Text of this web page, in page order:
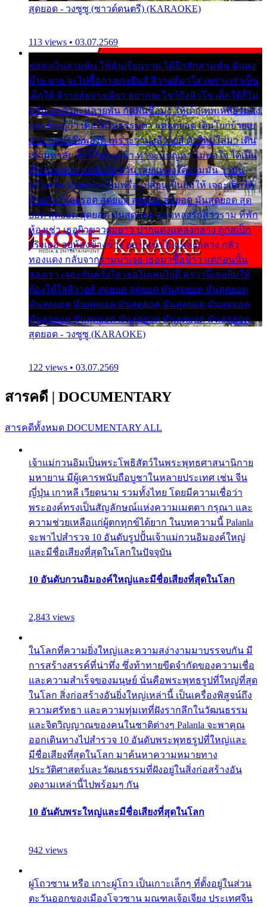
สุดยอด - วงซูซู (ซาวด์ดนตรี) (KARAOKE)
113 views • 03.07.2569
พ่อส่งเงินสามพัน ให้ฉันเรียนราม ได้อีกสักสามพัน ฉันคง
บ๊าย บาย จะไปซื้อกางเกงยีนส์ ลีวายส์มาใส่ เพราะเราเป็น
เด็กใต้ ลีวายส์อย่างเดียว อยากจะโชว์ถึงหิวโซ เด็กใต้ก็ไม่
หวั่น ตกตัวละหลายพัน กัดฟันซื้อมา ให้เด็กเทพเหลียวมอง
และต้องรู้ว่า เด็กใต้ไม่ธรรมดา แต่สุดยอด เดินโยกย้ายเย
ยวน กวนโอ๊ยพอได้ เพราะว่านุ่งลีวายส์ ตัวใหม่ใส่มา เดิน
เข้ามหาลัย จิ๊กโก๊มองหน้า ท่าจะมีปัญหา ไม่พอใจ ได้เป็น
เรื่องแน่นอน แต่ฉันไม่หวั่น เลยแหลงใต้ถามมัน ว่ามัน
พรั่นพรือ มันตอบว่าไม่พรื่อ เปลี่ยนเป็นยิ้มให้ เจอะเด็กใต้
ด้วยกัน ก็เลยรอด สุดยอด สุดยอด สุดยอด มันสุดยอด สุด
ยอด สุดยอด สุดยอด มันสุดยอด แอบหลงรักสาวราม ที่พัก
ห้องเช่า เธอผิวขาวผมยาว ปากแดงแหลงกลาง ถูกสเป็ก
จริงเธอ อยู่ห้องข้างข้าง อยากเข้าไปแหลงกลาง กลัว
ทองแดง กลับจากรามมาเจอ เธอมาซื้อข้าว แต่ก่อนนั้น
สองเรา เจอะกันครั้งใด เธอไม่เคยไยดี คราวนี้เธอยิ้มให้
ต้องให้ใส่ลีวายส์ สุดยอด สุดยอด มันสุดยอด มันสุดยอด
มันสุดยอด มันสุดยอด มันสุดยอด มันสุดยอด มันสุดยอด
มันสุดยอด มันสุดยอด มันสุดยอด มันสุดยอด มันสุดยอด
สุดยอด - วงซูซู (KARAOKE)
122 views • 03.07.2569
สารคดี | DOCUMENTARY
สารคดีทั้งหมด DOCUMENTARY ALL
เจ้าแม่กวนอิมเป็นพระโพธิสัตว์ในพระพุทธศาสนานิกาย
มหายาน มีผู้เคารพนับถือบูชาในหลายประเทศ เช่น จีน
ญี่ปุ่น เกาหลี เวียดนาม รวมทั้งไทย โดยมีความเชื่อว่า
พระองค์ทรงเป็นสัญลักษณ์แห่งความเมตตา กรุณา และ
ความช่วยเหลือแก่ผู้ตกทุกข์ได้ยาก ในบทความนี้ Palanla
จะพาไปสำรวจ 10 อันดับรูปปั้นเจ้าแม่กวนอิมองค์ใหญ่
และมีชื่อเสียงที่สุดในโลกในปัจจุบัน
10 อันดับกวนอิมองค์ใหญ่และมีชื่อเสียงที่สุดในโลก
2,843 views
ในโลกที่ความยิ่งใหญ่และความสง่างามมาบรรจบกัน มี
การสร้างสรรค์ที่น่าทึ่ง ซึ่งท้าทายขีดจำกัดของความเชื่อ
และความสำเร็จของมนุษย์ นั่นคือพระพุทธรูปที่ใหญ่ที่สุด
ในโลก สิ่งก่อสร้างอันยิ่งใหญ่เหล่านี้ เป็นเครื่องพิสูจน์ถึง
ความศรัทธา และความทุ่มเทที่ฝังรากลึกในวัฒนธรรม
และจิตวิญญาณของคนในชาติต่างๆ Palanla จะพาคุณ
ออกเดินทางไปสำรวจ 10 อันดับพระพุทธรูปที่ใหญ่และ
มีชื่อเสียงที่สุดในโลก มาค้นหาความหมายทาง
ประวัติศาสตร์และวัฒนธรรมที่ฝังอยู่ในสิ่งก่อสร้างอัน
งดงามเหล่านี้ไปพร้อมๆ กัน
10 อันดับพระใหญ่และมีชื่อเสียงที่สุดในโลก
942 views
ผู่โถวซาน หรือ เกาะผู่โถว เป็นเกาะเล็กๆ ที่ตั้งอยู่ในส่วน
ตะวันออกของเมืองโจวซาน มณฑลเจ้อเจียง ประเทศจีน